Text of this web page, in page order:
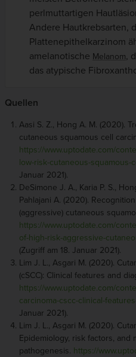
perlmuttartigen
Andere Hautkrebsarten,
Plattenepithelkarzinom
amelanotische Melanom,
das atypische
Quellen
Aasi S. Z., Hong A. M. (2020).
cutaneous squamous cell
https://www.uptodate.com/
low-risk-cutaneous-squamous-
Januar 2021).
DeSimone J. A., Karia P. S.,
Pahlajani A. (2020).
(aggressive) cutaneous
https://www.uptodate.com/
of-high-risk-aggressive-
(Zugriff am 18. Januar 2021).
Lim J. L., Asgari M. (2020).
(cSCC): Clinical features and
https://www.uptodate.com/
carcinoma-cscc-clinical-
Januar 2021).
Lim J. L., Asgari M. (2020).
Epidemiology, risk factors, and
pathogenesis. https://